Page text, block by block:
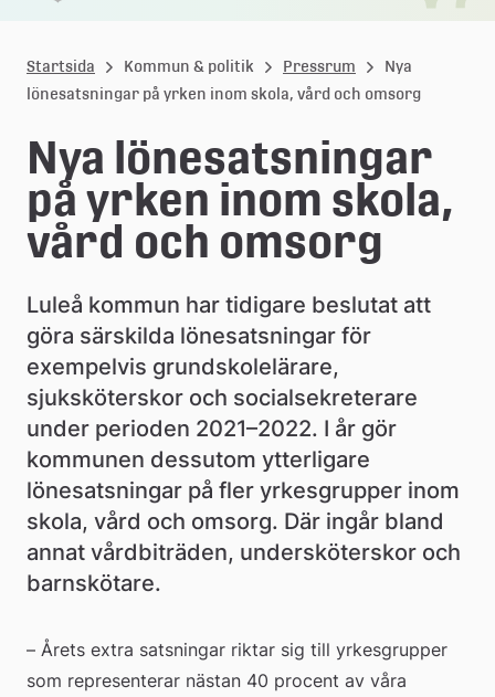
u
l
e
å
k
o
m
m
u
n
Startsida Kommun & politik Pressrum
Nya
lönesatsningar på yrken inom skola, vård och omsorg
Nya lönesatsningar
på yrken inom skola,
vård och omsorg
Luleå kommun har tidigare beslutat att
göra särskilda lönesatsningar för
exempelvis grundskolelärare,
sjuksköterskor och socialsekreterare
under perioden 2021–2022. I år gör
kommunen dessutom ytterligare
lönesatsningar på fler yrkesgrupper inom
skola, vård och omsorg. Där ingår bland
annat vårdbiträden, undersköterskor och
barnskötare.
– Årets extra satsningar riktar sig till yrkesgrupper
som representerar nästan 40 procent av våra